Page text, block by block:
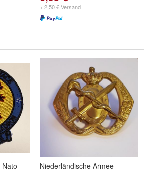
+ 2,50 € Versand
Niederländische Armee